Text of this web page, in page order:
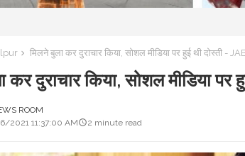
मिलने बुला कर दुराचार किया, सोशल मीडिया पर हुई थी दोस्ती -
कर दुराचार किया, सोशल मीडिया
ROOM
2021 11:37:00 AM
2 minute read